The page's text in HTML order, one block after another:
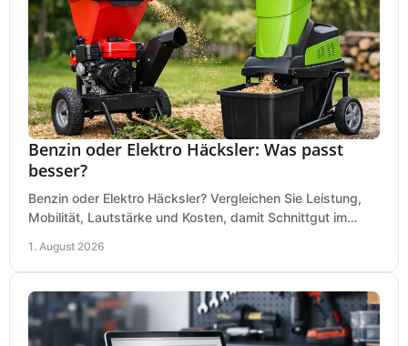
Benzin oder Elektro Häcksler: Was passt
besser?
Benzin oder Elektro Häcksler? Vergleichen Sie Leistung,
Mobilität, Lautstärke und Kosten, damit Schnittgut im
1. August 2026